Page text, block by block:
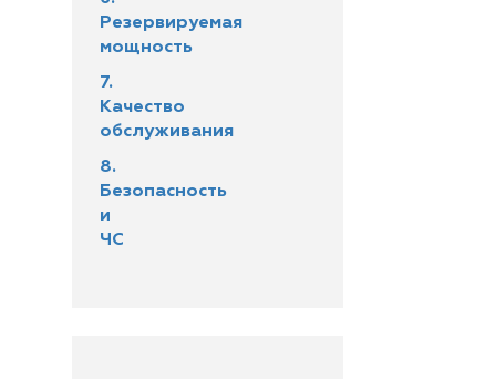
Резервируемая
мощность
7.
Качество
обслуживания
8.
Безопасность
и
ЧС